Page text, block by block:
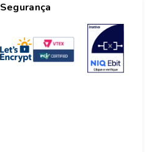
Segurança